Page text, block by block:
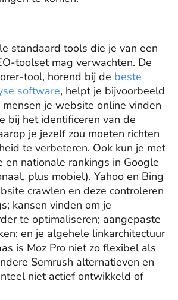
standaard tools die je van een
toolset mag verwachten. De
tool, horend bij de beste
software, helpt je bijvoorbeeld
je website online vinden
bij het identificeren van de
je jezelf zou moeten richten
te verbeteren. Ook kun je met
en nationale rankings in Google
plus mobiel), Yahoo en Bing
crawlen en deze controleren
kansen vinden om je
te optimaliseren; aangepaste
en je algehele linkarchitectuur
is Moz Pro niet zo flexibel als
Semrush alternatieven en
niet actief ontwikkeld of